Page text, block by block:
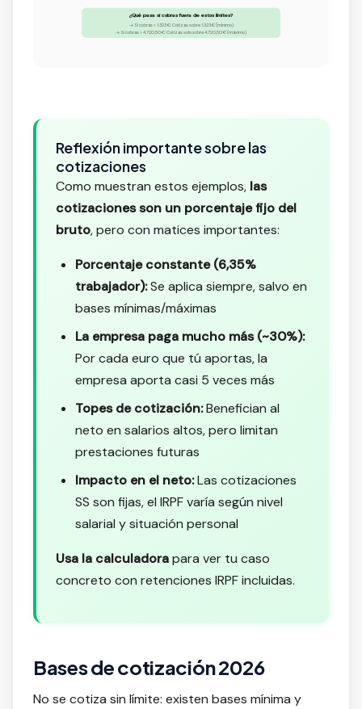
¿Qué pasa si cobras fuera de estos límites?
→ Si cobras < 1.323 €: Cotizas sobre 1.323 € (mínimo)
→ Si cobras > 4.720,50 €: Cotizas solo sobre 4.720,50 € (máximo)
Reflexión importante sobre las
cotizaciones
Como muestran estos ejemplos, las
cotizaciones son un porcentaje fijo del
bruto, pero con matices importantes:
Porcentaje constante (6,35%
trabajador):Se aplica siempre, salvo en
bases mínimas/máximas
La empresa paga mucho más (~30%):
Por cada euro que tú aportas, la
empresa aporta casi 5 veces más
Topes de cotización:Benefician al
neto en salarios altos, pero limitan
prestaciones futuras
Impacto en el neto:Las cotizaciones
SS son fijas, el IRPF varía según nivel
salarial y situación personal
Usa la calculadorapara ver tu caso
concreto con retenciones IRPF incluidas.
Bases de cotización 2026
No se cotiza sin límite: existen bases mínima y